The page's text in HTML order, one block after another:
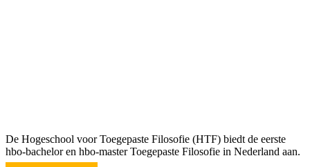
De Hogeschool voor Toegepaste Filosofie (HTF) biedt de eerste
hbo-bachelor en hbo-master Toegepaste Filosofie in Nederland aan.